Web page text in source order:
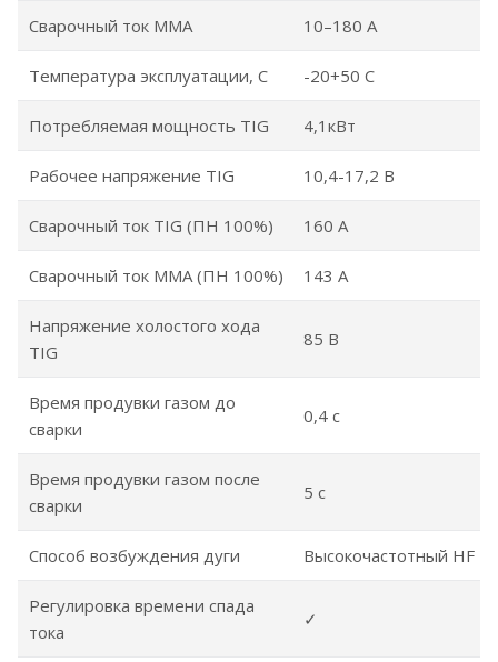
Сварочный ток MMA 10–180 А
Температура эксплуатации, С -20+50 С
Потребляемая мощность TIG 4,1кВт
Рабочее напряжение TIG 10,4-17,2 В
Сварочный ток TIG (ПН 100%) 160 А
Сварочный ток MMA (ПН 100%) 143 А
Напряжение холостого хода
TIG
85 В
Время продувки газом до
сварки
0,4 с
Время продувки газом после
сварки
5 с
Способ возбуждения дуги Высокочастотный HF
Регулировка времени спада
тока
✓